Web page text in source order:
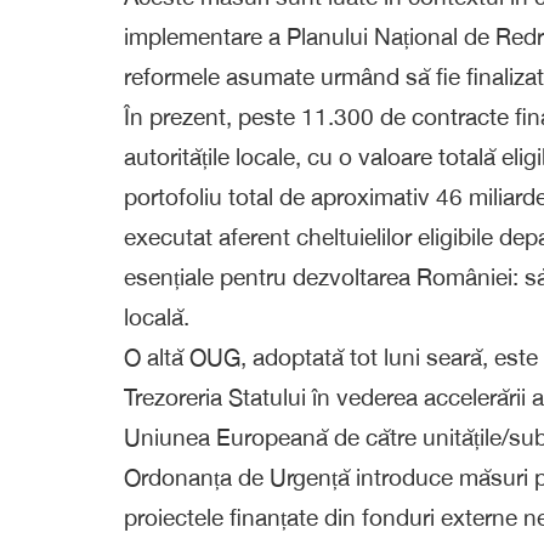
implementare a Planului Național de
reformele asumate urmând să fie
În prezent, peste 11.300 de contracte
autoritățile locale, cu o valoare totală
portofoliu total de aproximativ 46
executat aferent cheltuielilor eligibile
esențiale pentru dezvoltarea României:
locală.
O altă OUG, adoptată tot luni seară,
Trezoreria Statului în vederea
Uniunea Europeană de către unitățile/
Ordonanța de Urgență introduce măsuri
proiectele finanțate din fonduri externe